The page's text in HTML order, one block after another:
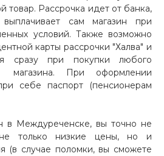
товар. Рассрочка идет от банка,
сам магазин при
условий. Также возможно
карты рассрочки "Халва" и
сразу при покупки любого
При оформлении
себе паспорт (пенсионерам
в Междуреченске, вы точно не
только низкие цены, но и
(в случае поломки, вы сможете